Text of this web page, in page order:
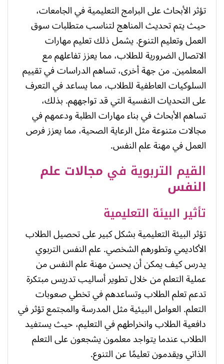
تؤثر الأبحاث على البرامج التعليمية في الجامعات،
حيث يتم تحديث المناهج لتناسب متطلبات سوق
العمل وتعليم التنوع. يشمل ذلك تعليم مهارات
الاتصال الضرورية للطلاب، مما يعزز تفاعلهم مع
المعلمين. من جهة أخرى، تساهم الدراسات في تقييم
السلوكيات العاطفية للطلاب، مما يساعد في التعرف
على التحديات النفسية التي قد تواجههم. بذلك،
تساهم الأبحاث في بناء مهارات الطلبة ودعمهم في
مجالات متنوعة مثل الرعاية الصحية، مما يعزز فرص
العمل في مهنة علم النفس.
القيم التربوية في مجالات علم
النفس
تأثير البيئة التعليمية
تؤثر البيئة التعليمية بشكل كبير على تحصيل الطلاب
الأكاديمي وتطورهم الشخصي. علم النفس التربوي
يدرس كيف يمكن أن يحسن مهنة علم النفس من
عملية التعلم من خلال تطوير أساليب تدريس مبتكرة
تدعم تعلم الطلاب وتساعدهم في تخطي صعوبات
التعلم. العوامل البيئية مثل المدرسة والمجتمع تؤثر في
دافعية الطلاب وانخراطهم في التعليم، حيث يستفيد
الطلاب عندما يتواجد معلمون يشجعون على التعلم
الذاتي ويقدمون تعليمًا عن التنوع.